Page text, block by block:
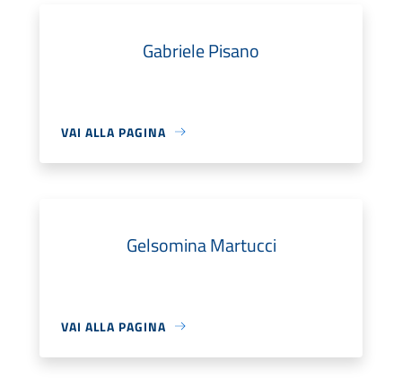
Gabriele Pisano
VAI ALLA PAGINA
Gelsomina Martucci
VAI ALLA PAGINA